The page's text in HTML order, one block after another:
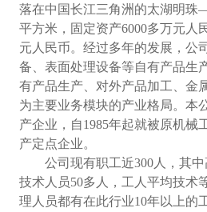
落在中国长江三角洲的太湖明珠
平方米，固定资产6000多万元人
元人民币。经过多年的发展，公
备、表面处理设备等自有产品生
有产品生产、对外产品加工、金
为主要业务模块的产业格局。本
产企业，自1985年起就被原机械
产定点企业。
公司现有职工近300人，其中
技术人员50多人，工人平均技术
理人员都有在此行业10年以上的